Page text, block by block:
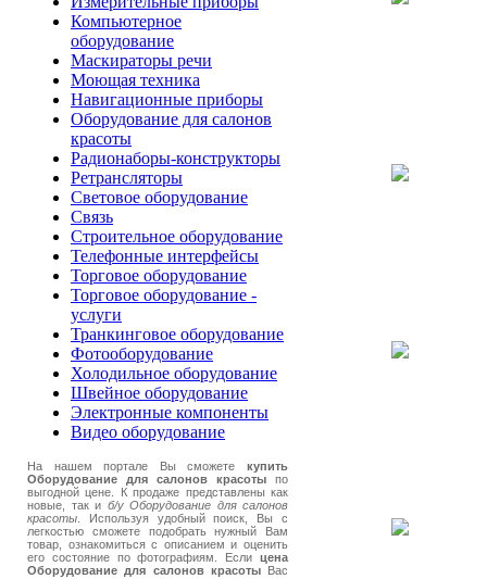
Компьютерное
оборудование
Маскираторы речи
Моющая техника
Навигационные приборы
Оборудование для салонов
красоты
Радионаборы-конструкторы
Ретрансляторы
Световое оборудование
Связь
Строительное оборудование
Телефонные интерфейсы
Торговое оборудование
Торговое оборудование -
услуги
Транкинговое оборудование
Фотооборудование
Холодильное оборудование
Швейное оборудование
Электронные компоненты
Видео оборудование
На нашем портале Вы сможете купить
Оборудование для салонов красоты по
выгодной цене. К продаже представлены как
новые, так и б/у Оборудование для салонов
красоты . Используя удобный поиск, Вы с
легкостью сможете подобрать нужный Вам
товар, ознакомиться с описанием и оценить
его состояние по фотографиям. Если цена
Оборудование для салонов красотыВас